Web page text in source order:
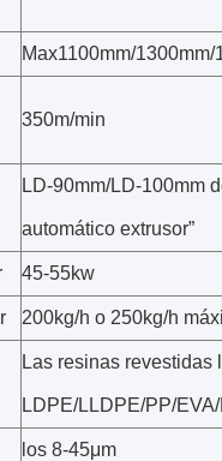
Max1100mm/1300mm/
350m/min
LD-90mm/LD-100mm
automático extrusor”
45-55kw
200kg/h o 250kg/h
Las resinas revestidas
LDPE/LLDPE/PP/
los 8-45μm